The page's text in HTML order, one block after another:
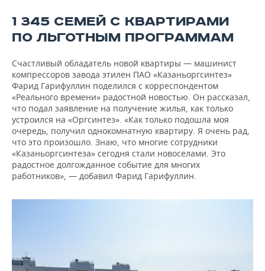
1 345 СЕМЕЙ С КВАРТИРАМИ
ПО ЛЬГОТНЫМ ПРОГРАММАМ
Счастливый обладатель новой квартиры — машинист
компрессоров завода этилен ПАО «Казаньоргсинтез»
Фарид Гарифуллин поделился с корреспондентом
«Реального времени» радостной новостью. Он рассказал,
что подал заявление на получение жилья, как только
устроился на «Оргсинтез». «Как только подошла моя
очередь, получил однокомнатную квартиру. Я очень рад,
что это произошло. Знаю, что многие сотрудники
«Казаньоргсинтеза» сегодня стали новоселами. Это
радостное долгожданное событие для многих
работников», — добавил Фарид Гарифуллин.